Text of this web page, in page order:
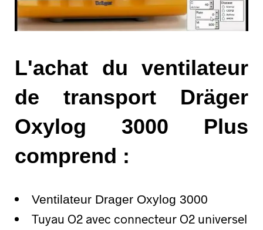
L'achat du ventilateur
de transport Dräger
Oxylog 3000 Plus
comprend :
Ventilateur Drager Oxylog 3000
Tuyau O2 avec connecteur O2 universel